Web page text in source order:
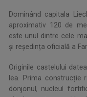
Dominând capitala
aproximativ 120 de
este unul dintre cele
și reședința oficială a
Originile castelului
lea. Prima construcție
donjonul, nucleul